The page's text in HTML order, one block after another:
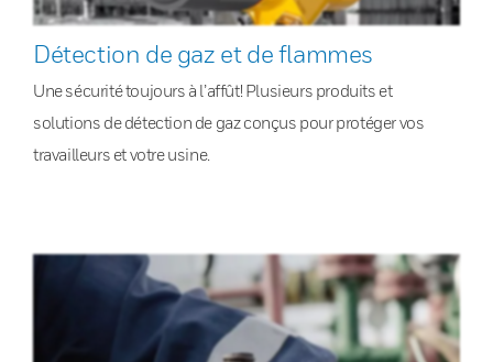
Détection de gaz et de flammes
Une sécurité toujours à l’affût! Plusieurs produits et
solutions de détection de gaz conçus pour protéger vos
travailleurs et votre usine.